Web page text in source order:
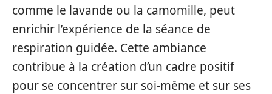
comme le lavande ou la camomille, peut
enrichir l’expérience de la séance de
respiration guidée. Cette ambiance
contribue à la création d’un cadre positif
pour se concentrer sur soi-même et sur ses